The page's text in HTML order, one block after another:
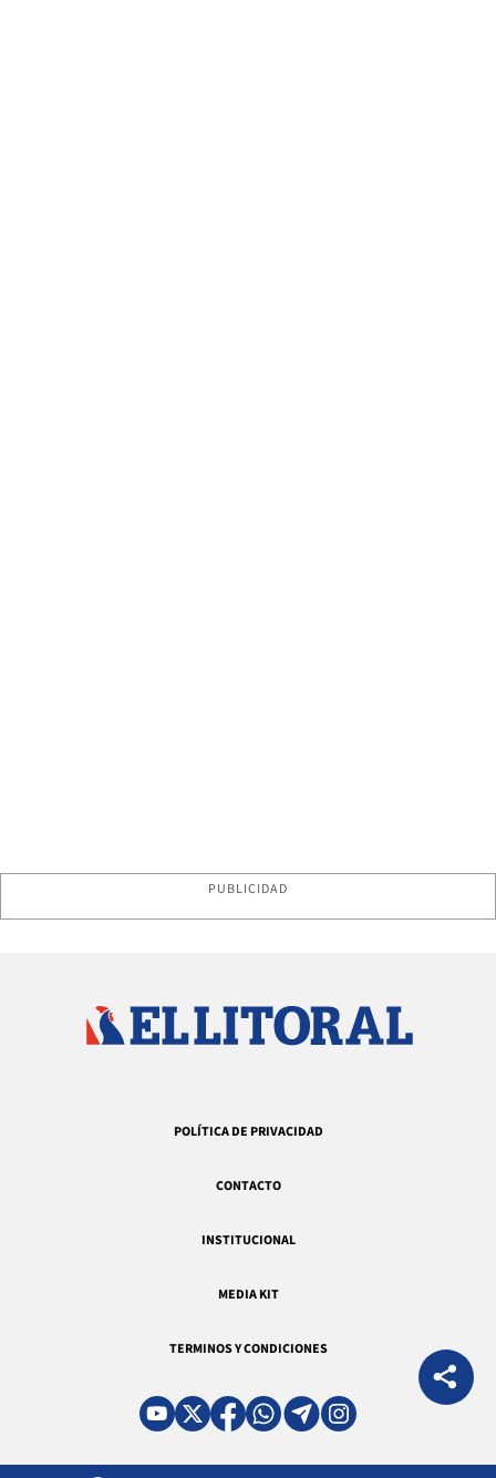
PUBLICIDAD
POLÍTICA DE PRIVACIDAD
CONTACTO
INSTITUCIONAL
MEDIA KIT
TERMINOS Y CONDICIONES